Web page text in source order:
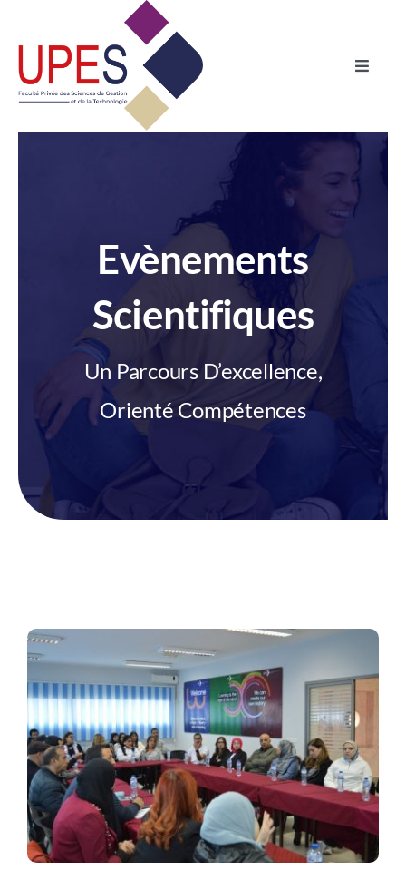
content
Toggle
Vie Estudiantine
Démarche Qualité
Evènements
Scientifiques
Un Parcours D’excellence,
Orienté Compétences